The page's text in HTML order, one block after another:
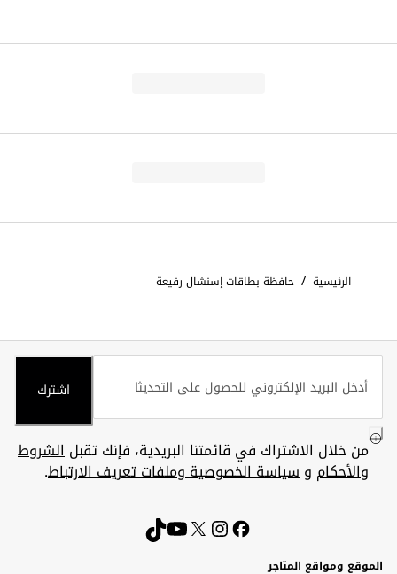
الرئيسية / حافظة بطاقات إسنشال رفيعة
اشترك
من خلال الاشتراك في قائمتنا البريدية، فإنك تقبلالشروط
والأحكام وسياسة الخصوصية وملفات تعريف الارتباط.
الموقع ومواقع المتاجر